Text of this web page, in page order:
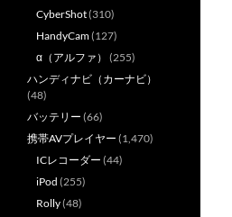
CyberShot(310)
HandyCam(127)
α（アルファ） (255)
ハンディナビ（カーナビ）
(48)
バッテリー (66)
携帯AVプレイヤー (1,470)
ICレコーダー (44)
iPod (255)
Rolly(48)